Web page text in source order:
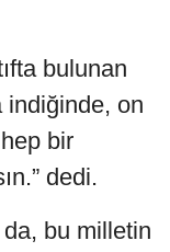
bulunan
indiğinde, on
bir
dedi.
bu milletin